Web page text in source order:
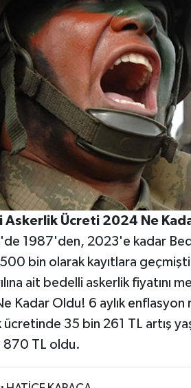
Askerlik Ücreti 2024 Ne
1987'den, 2023'e kadar
bin olarak kayıtlara
ait bedelli askerlik fiyatını
Kadar Oldu! 6 aylık enflasyon
ücretinde 35 bin 261 TL artış
870 TL oldu.